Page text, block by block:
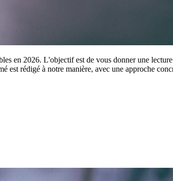
en 2026. L'objectif est de vous donner une
rédigé à notre manière, avec une approche